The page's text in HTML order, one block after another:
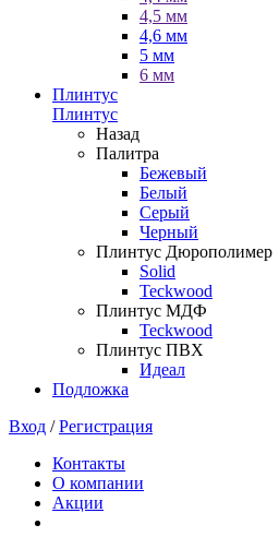
4,5 мм
4,6 мм
5 мм
6 мм
Плинтус
Плинтус
Назад
Палитра
Бежевый
Белый
Серый
Черный
Плинтус Дюрополимер
Solid
Teckwood
Плинтус МДФ
Teckwood
Плинтус ПВХ
Идеал
Подложка
Вход /Регистрация
Контакты
О компании
Акции